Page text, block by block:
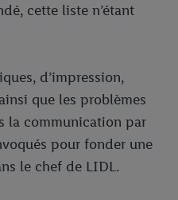
cette liste n’étant
d’impression,
que les problèmes
la communication par
pour fonder une
le chef de LIDL.